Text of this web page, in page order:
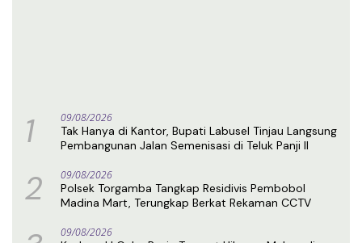
1 09/08/2026
Tak Hanya di Kantor, Bupati Labusel Tinjau Langsung
Pembangunan Jalan Semenisasi di Teluk Panji II
2 09/08/2026
Polsek Torgamba Tangkap Residivis Pembobol
Madina Mart, Terungkap Berkat Rekaman CCTV
09/08/2026